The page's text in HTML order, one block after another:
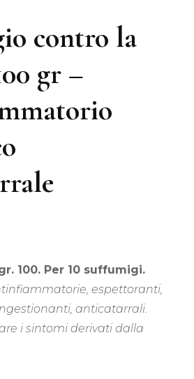
contro la
gr –
100. Per 10 suffumigi.
espettoranti,
anticatarrali.
i sintomi derivati dalla